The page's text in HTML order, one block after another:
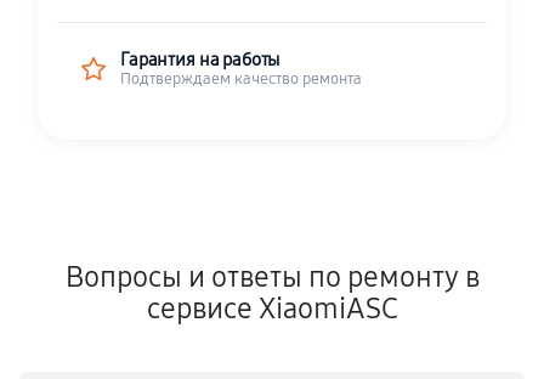
Гарантия на работы
Подтверждаем качество ремонта
Вопросы и ответы по ремонту в
сервисе XiaomiASC